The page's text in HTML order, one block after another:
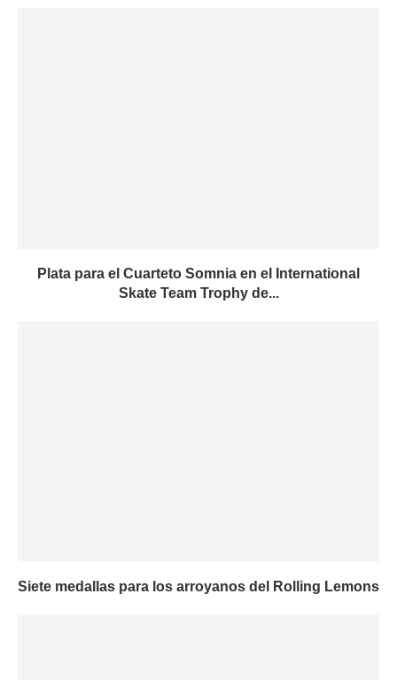
Plata para el Cuarteto Somnia en el International
Skate Team Trophy de...
Siete medallas para los arroyanos del Rolling Lemons